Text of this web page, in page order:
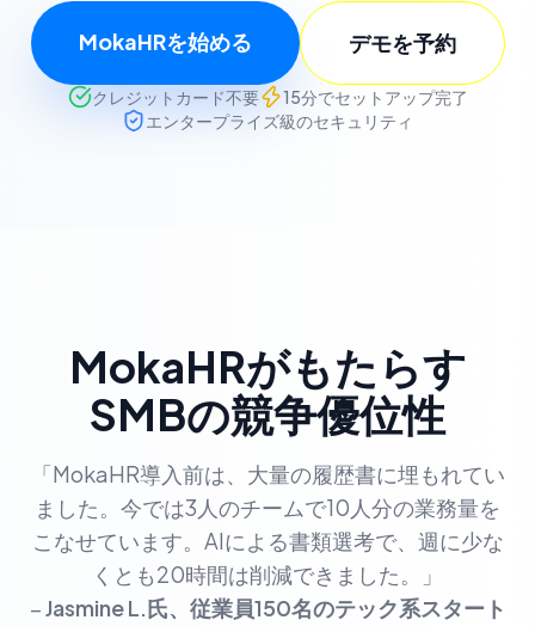
MokaHRを始める デモを予約
クレジットカード不要
15分でセットアップ完了
エンタープライズ級のセキュリティ
MokaHRがもたらす
SMBの競争優位性
「MokaHR導入前は、大量の履歴書に埋もれてい
ました。今では3人のチームで10人分の業務量を
こなせています。AIによる書類選考で、週に少な
くとも20時間は削減できました。」
–Jasmine L.氏、従業員150名のテック系スタート